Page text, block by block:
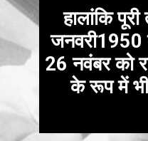
हालांकि
जनवरी1950
26 नवंबर को
के रूप में भी